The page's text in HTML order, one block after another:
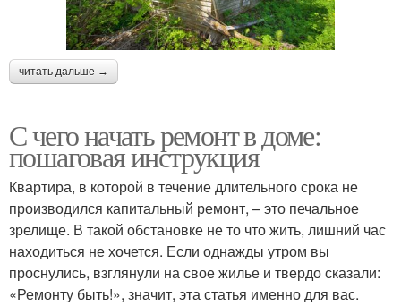
читать дальше →
С чего начать ремонт в доме:
пошаговая инструкция
Квартира, в которой в течение длительного срока не
производился капитальный ремонт, – это печальное
зрелище. В такой обстановке не то что жить, лишний час
находиться не хочется. Если однажды утром вы
проснулись, взглянули на свое жилье и твердо сказали:
«Ремонту быть!», значит, эта статья именно для вас.